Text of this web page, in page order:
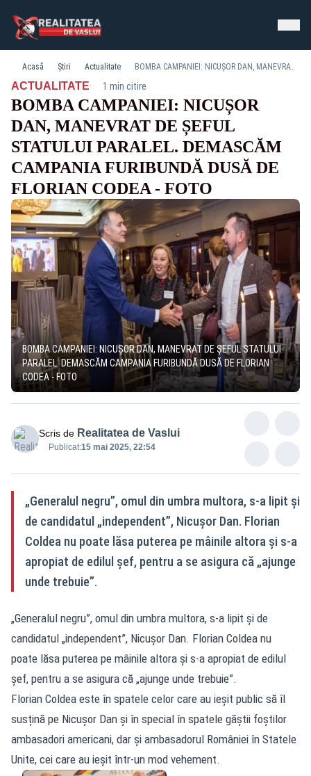
Acasă Știri Actualitate BOMBA CAMPANIEI: NICUȘOR DAN, MANEVRAT DE ȘEFUL STATULUI PARALEL. DEMASCĂM CAMPANIA FURIBUNDĂ DUSĂ DE FLORIAN CODEA - FOTO
ACTUALITATE· 1 min citire
BOMBA CAMPANIEI: NICUȘOR
DAN, MANEVRAT DE ȘEFUL
STATULUI PARALEL. DEMASCĂM
CAMPANIA FURIBUNDĂ DUSĂ DE
FLORIAN CODEA - FOTO
BOMBA CAMPANIEI: NICUȘOR DAN, MANEVRAT DE ȘEFUL STATULUI
PARALEL. DEMASCĂM CAMPANIA FURIBUNDĂ DUSĂ DE FLORIAN
CODEA - FOTO
Scris de Realitatea de Vaslui
Publicat:15 mai 2025, 22:54
„Generalul negru”, omul din umbra multora, s-a lipit și
de candidatul „independent”, Nicușor Dan. Florian
Coldea nu poate lăsa puterea pe mâinile altora și s-a
apropiat de edilul șef, pentru a se asigura că „ajunge
unde trebuie”.
„Generalul negru”, omul din umbra multora, s-a lipit și de
candidatul „independent”, Nicușor Dan. Florian Coldea nu
poate lăsa puterea pe mâinile altora și s-a apropiat de edilul
șef, pentru a se asigura că „ajunge unde trebuie”.
Florian Coldea este în spatele celor care au ieșit public să îl
susțină pe Nicușor Dan și în special în spatele găștii foștilor
ambasadori americani, dar și ambasadorul României în Statele
Unite, cei care au ieșit într-un mod vehement.